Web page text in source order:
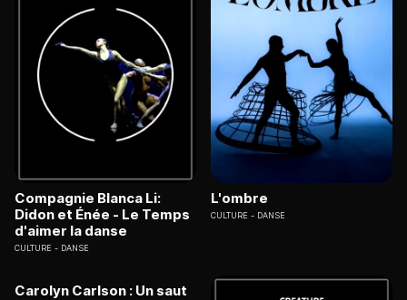
Compagnie Blanca Li:
Didon et Énée - Le Temps
d'aimer la danse
CULTURE DANSE
L'ombre
CULTURE DANSE
Carolyn Carlson : Un saut